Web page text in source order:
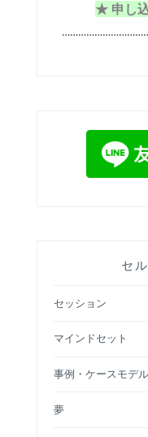
★ 申し
セ
セッション
マインドセット
事例・ケースモデル
夢